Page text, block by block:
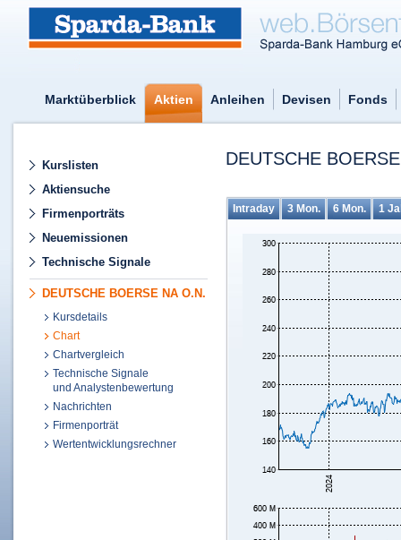
Marktüberblick Aktien Anleihen Devisen Fonds
Kurslisten
Aktiensuche
Firmenporträts
Neuemissionen
Technische Signale
DEUTSCHE BOERSE NA O.N.
Kursdetails
Chart
Chartvergleich
Technische Signale
und Analystenbewertung
Nachrichten
Firmenporträt
Wertentwicklungsrechner
DEUTSCHE
Intraday 3 Mon. 6 Mon. 1